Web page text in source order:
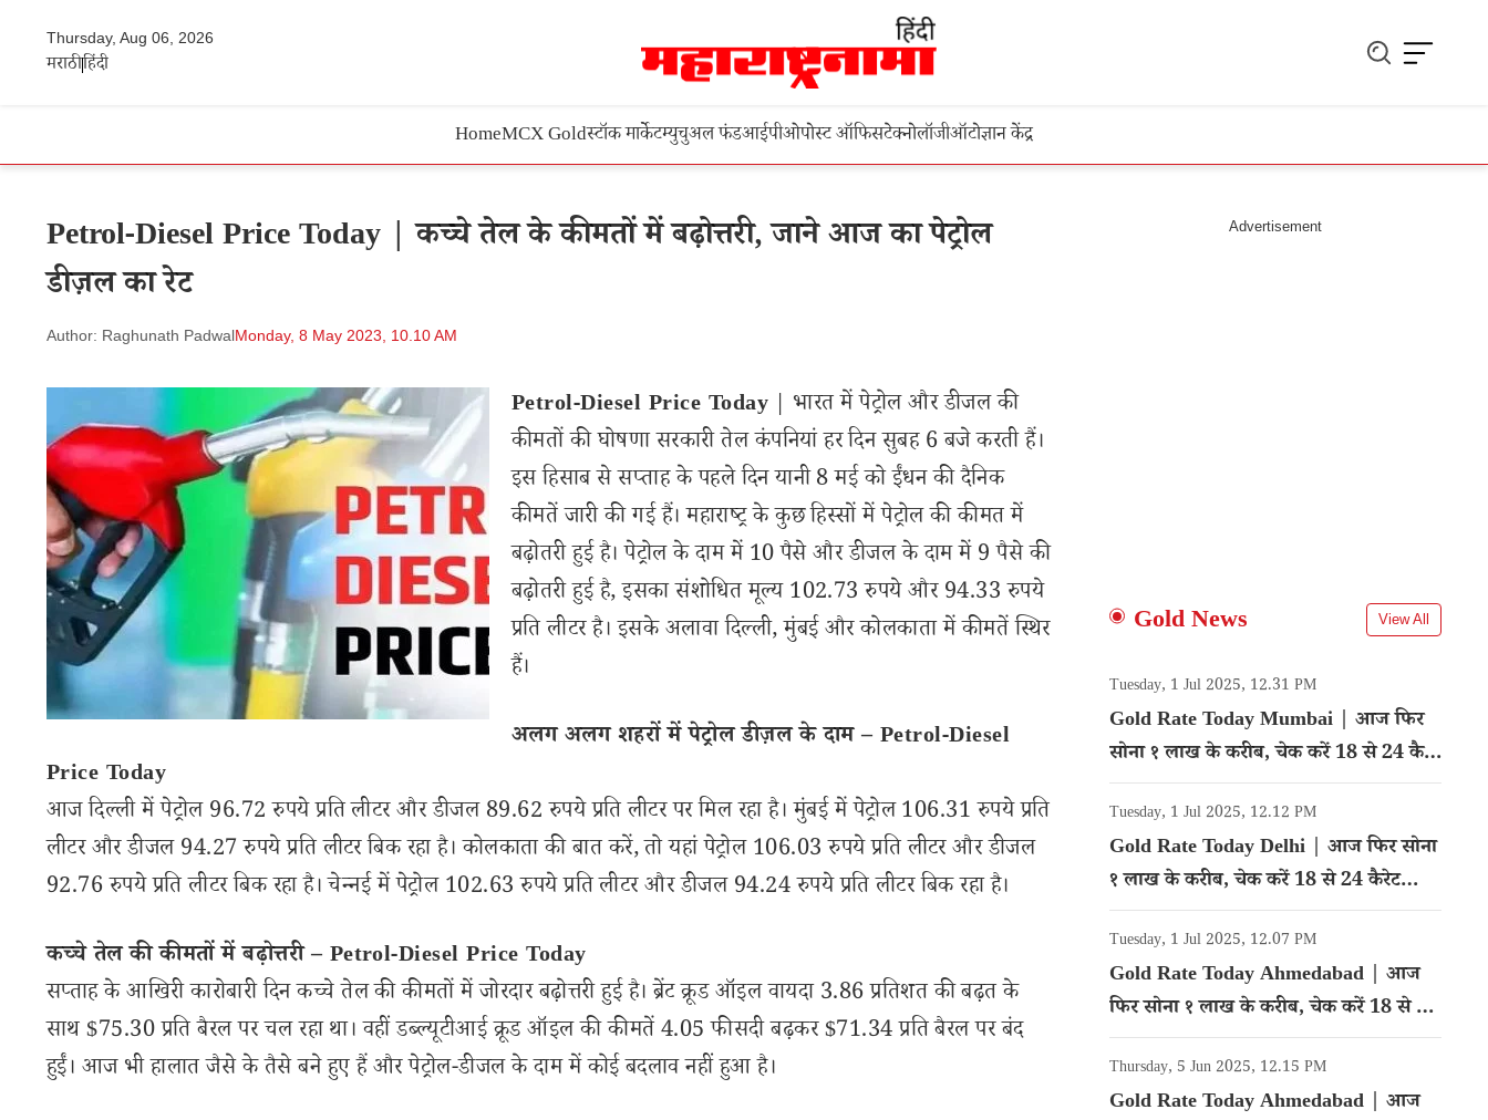
Thursday, Aug 06, 2026
मराठीहिंदी
HomeMCX Goldस्टॉक मार्केटम्युचुअल फंडआईपीओपोस्ट ऑफिसटेक्नोलॉजीऑटोज्ञान केंद्र
Petrol-Diesel Price Today | कच्चे तेल के कीमतों में बढ़ोत्तरी, जाने आज का पेट्रोल
डीज़ल का रेट
Author: Raghunath PadwalMonday, 8 May 2023, 10.10 AM
Petrol-Diesel Price Today | भारत में पेट्रोल और डीजल की
कीमतों की घोषणा सरकारी तेल कंपनियां हर दिन सुबह 6 बजे करती हैं।
इस हिसाब से सप्ताह के पहले दिन यानी 8 मई को ईंधन की दैनिक
कीमतें जारी की गई हैं। महाराष्ट्र के कुछ हिस्सों में पेट्रोल की कीमत में
बढ़ोतरी हुई है। पेट्रोल के दाम में 10 पैसे और डीजल के दाम में 9 पैसे की
बढ़ोतरी हुई है, इसका संशोधित मूल्य 102.73 रुपये और 94.33 रुपये
प्रति लीटर है। इसके अलावा दिल्ली, मुंबई और कोलकाता में कीमतें स्थिर
हैं।
अलग अलग शहरों में पेट्रोल डीज़ल के दाम – Petrol-Diesel
Price Today
आज दिल्ली में पेट्रोल 96.72 रुपये प्रति लीटर और डीजल 89.62 रुपये प्रति लीटर पर मिल रहा है। मुंबई में पेट्रोल 106.31 रुपये प्रति
लीटर और डीजल 94.27 रुपये प्रति लीटर बिक रहा है। कोलकाता की बात करें, तो यहां पेट्रोल 106.03 रुपये प्रति लीटर और डीजल
92.76 रुपये प्रति लीटर बिक रहा है। चेन्नई में पेट्रोल 102.63 रुपये प्रति लीटर और डीजल 94.24 रुपये प्रति लीटर बिक रहा है।
कच्चे तेल की कीमतों में बढ़ोत्तरी – Petrol-Diesel Price Today
सप्ताह के आखिरी कारोबारी दिन कच्चे तेल की कीमतों में जोरदार बढ़ोत्तरी हुई है। ब्रेंट क्रूड ऑइल वायदा 3.86 प्रतिशत की बढ़त के
साथ $75.30 प्रति बैरल पर चल रहा था। वहीं डब्ल्यूटीआई क्रूड ऑइल की कीमतें 4.05 फीसदी बढ़कर $71.34 प्रति बैरल पर बंद
हुईं। आज भी हालात जैसे के तैसे बने हुए हैं और पेट्रोल-डीजल के दाम में कोई बदलाव नहीं हुआ है।
Gold News View All
Tuesday, 1 Jul 2025, 12.31 PM
Gold Rate Today Mumbai | आज फिर
सोना १ लाख के करीब, चेक करें 18 से 24 कैरेट
गोल्ड का रेट
Tuesday, 1 Jul 2025, 12.12 PM
Gold Rate Today Delhi | आज फिर सोना
१ लाख के करीब, चेक करें 18 से 24 कैरेट
गोल्ड का रेट
Tuesday, 1 Jul 2025, 12.07 PM
Gold Rate Today Ahmedabad | आज
फिर सोना १ लाख के करीब, चेक करें 18 से 24
कैरेट गोल्ड का रेट
Thursday, 5 Jun 2025, 12.15 PM
Gold Rate Today Ahmedabad | आज